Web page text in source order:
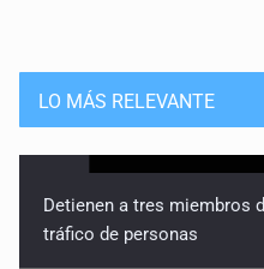
LO MÁS RELEVANTE